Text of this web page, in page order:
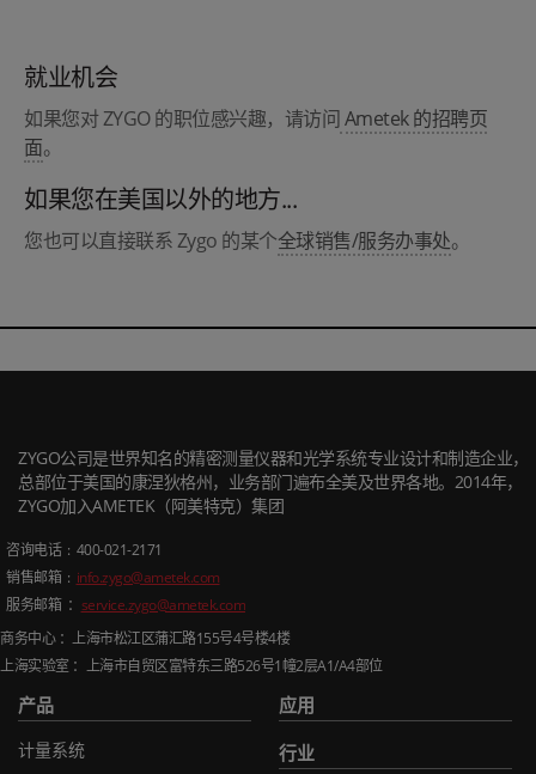
就业机会
如果您对 ZYGO 的职位感兴趣，请访问Ametek 的招聘页
面。
如果您在美国以外的地方...
您也可以直接联系 Zygo 的某个全球销售/服务办事处。
ZYGO公司是世界知名的精密测量仪器和光学系统专业设计和制造企业，
总部位于美国的康涅狄格州，业务部门遍布全美及世界各地。2014年，
ZYGO加入AMETEK（阿美特克）集团
咨询电话: 400-021-2171
销售邮箱 : info.zygo@ametek.com
服务邮箱 ： service.zygo@ametek.com
商务中心 ：上海市松江区蒲汇路155号4号楼4楼
上海实验室 ：上海市自贸区富特东三路526号1幢2层A1/A4部位
产品
计量系统
应用
行业